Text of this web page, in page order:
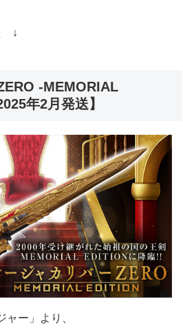
↓
-MEMORIAL
年2月発送】
ャー」より、